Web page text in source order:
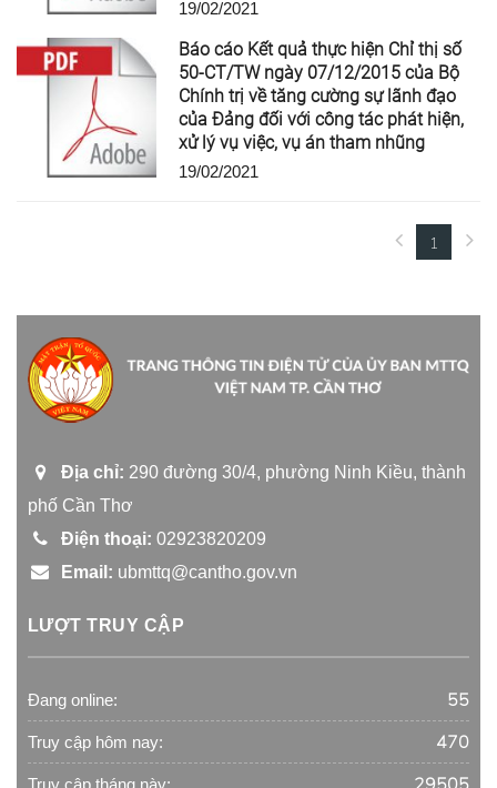
19/02/2021
Báo cáo Kết quả thực hiện Chỉ thị số
50-CT/TW ngày 07/12/2015 của Bộ
Chính trị về tăng cường sự lãnh đạo
của Đảng đối với công tác phát hiện,
xử lý vụ việc, vụ án tham nhũng
19/02/2021
1(current)
Địa chỉ: 290 đường 30/4, phường Ninh Kiều, thành
phố Cần Thơ
Điện thoại: 02923820209
Email: ubmttq@cantho.gov.vn
LƯỢT TRUY CẬP
Đang online: 55
Truy cập hôm nay: 470
Truy cập tháng này: